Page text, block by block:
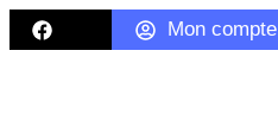
Mon compte